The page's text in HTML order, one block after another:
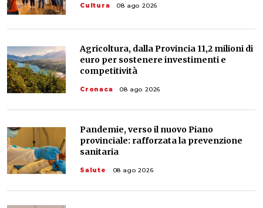
Cultura 08 ago 2026
Agricoltura, dalla Provincia 11,2 milioni di
euro per sostenere investimenti e
competitività
Cronaca 08 ago 2026
Pandemie, verso il nuovo Piano
provinciale: rafforzata la prevenzione
sanitaria
Salute 08 ago 2026